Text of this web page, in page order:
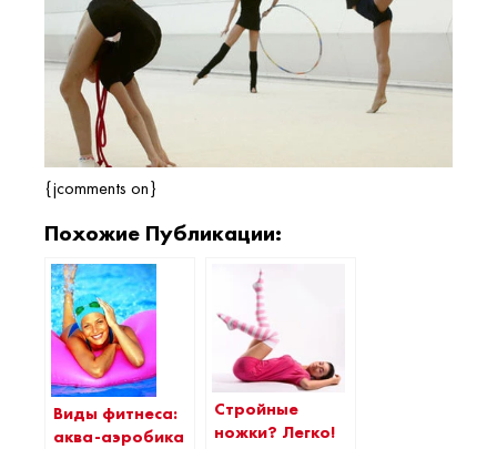
{jcomments on}
Похожие Публикации:
Виды фитнеса:
аква-аэробика
Стройные
ножки? Легко!